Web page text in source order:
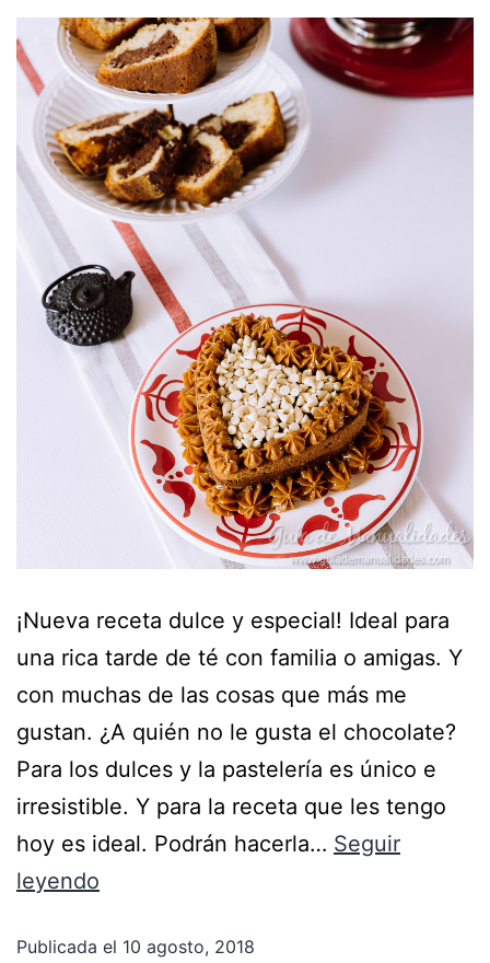
¡Nueva receta dulce y especial! Ideal para
una rica tarde de té con familia o amigas. Y
con muchas de las cosas que más me
gustan. ¿A quién no le gusta el chocolate?
Para los dulces y la pastelería es único e
irresistible. Y para la receta que les tengo
hoy es ideal. Podrán hacerla… Seguir
leyendo
Publicada el 10 agosto, 2018